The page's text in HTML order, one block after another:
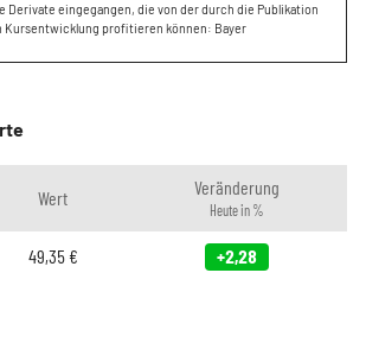
Derivate eingegangen, die von der durch die Publikation
Kursentwicklung profitieren können: Bayer
Wert Veränderung
Heute in %
49,35€ +2,28